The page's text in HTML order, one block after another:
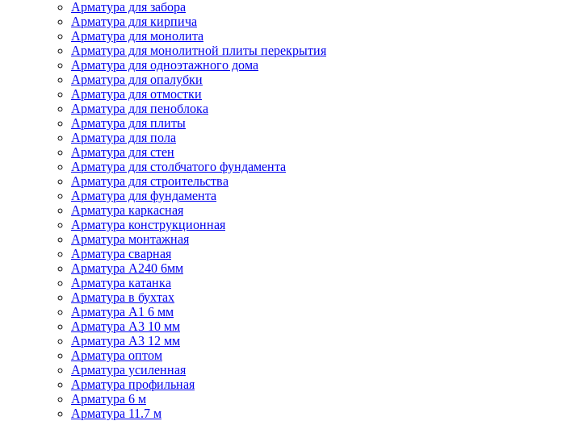
Арматура для забора
Арматура для кирпича
Арматура для монолита
Арматура для монолитной плиты перекрытия
Арматура для одноэтажного дома
Арматура для опалубки
Арматура для отмостки
Арматура для пеноблока
Арматура для плиты
Арматура для пола
Арматура для стен
Арматура для столбчатого фундамента
Арматура для строительства
Арматура для фундамента
Арматура каркасная
Арматура конструкционная
Арматура монтажная
Арматура сварная
Арматура А240 6мм
Арматура катанка
Арматура в бухтах
Арматура А1 6 мм
Арматура А3 10 мм
Арматура А3 12 мм
Арматура оптом
Арматура усиленная
Арматура профильная
Арматура 6 м
Арматура 11.7 м